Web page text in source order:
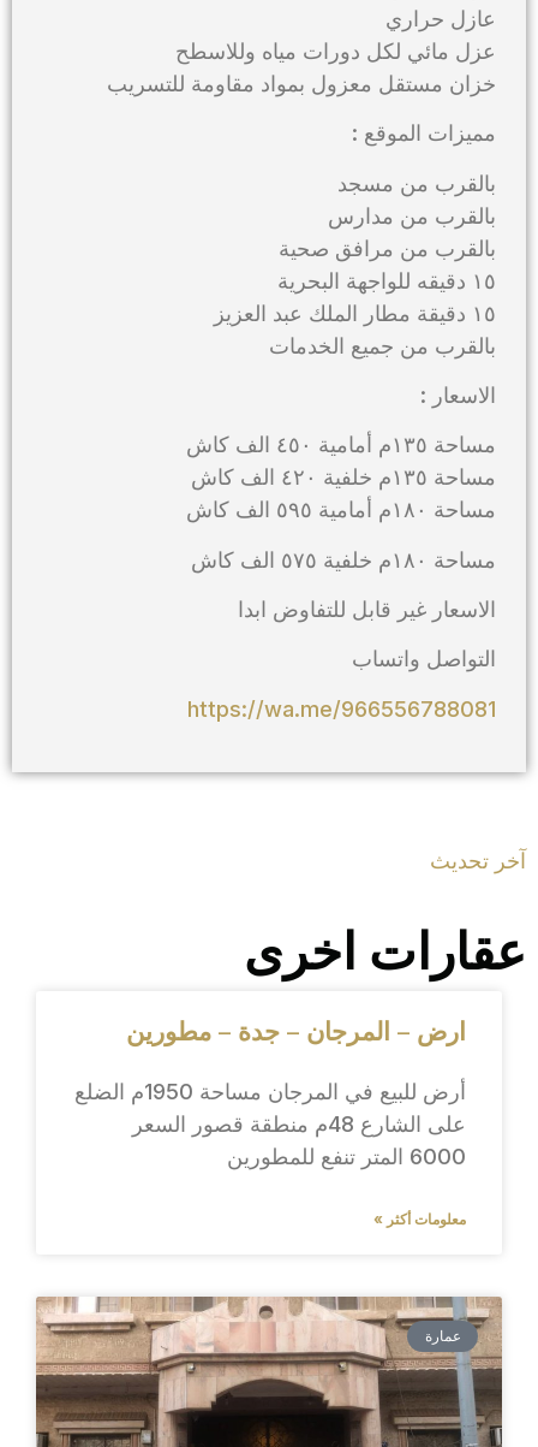
عازل حراري
عزل مائي لكل دورات مياه وللاسطح
خزان مستقل معزول بمواد مقاومة للتسريب
مميزات الموقع :
بالقرب من مسجد
بالقرب من مدارس
بالقرب من مرافق صحية
١٥ دقيقه للواجهة البحرية
١٥ دقيقة مطار الملك عبد العزيز
بالقرب من جميع الخدمات
الاسعار :
مساحة ١٣٥م أمامية ٤٥٠ الف كاش
مساحة ١٣٥م خلفية ٤٢٠ الف كاش
مساحة ١٨٠م أمامية ٥٩٥ الف كاش
مساحة ١٨٠م خلفية ٥٧٥ الف كاش
الاسعار غير قابل للتفاوض ابدا
التواصل واتساب
https://wa.me/966556788081
آخر تحديث
عقارات اخرى
ارض – المرجان – جدة – مطورين
أرض للبيع في المرجان مساحة 1950م الضلع
على الشارع 48م منطقة قصور السعر
6000 المتر تنفع للمطورين
معلومات أكثر »
عمارة